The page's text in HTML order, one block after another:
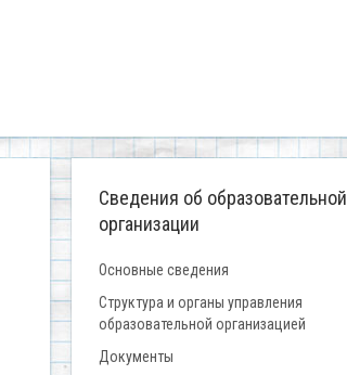
Сведения об образовательной
организации
Основные сведения
Структура и органы управления
образовательной организацией
Документы